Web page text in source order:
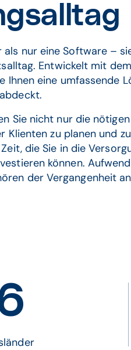
als nur eine Software –
Entwickelt mit
Ihnen eine umfassende
Sie nicht nur die
Klienten zu planen und
die Sie in die
können.
der Vergangenheit